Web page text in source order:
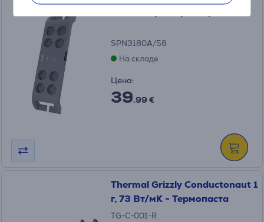
SPN3180A/58
На складе
Цена:
39.99 €
Thermal Grizzly Conductonaut 1
г, 73 Вт/мК - Термопаста
TG-C-001-R